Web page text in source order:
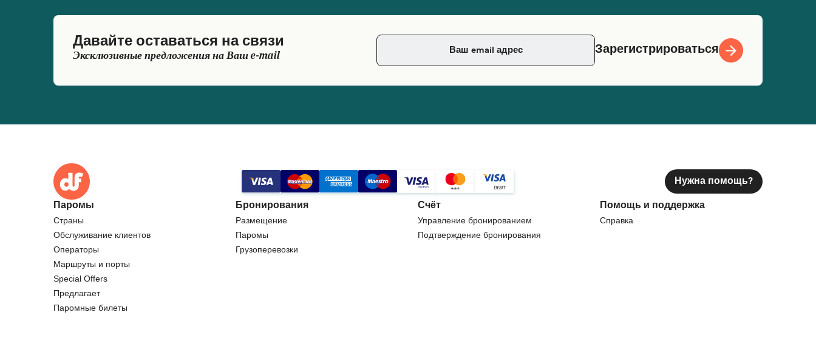
Давайте оставаться на связи
Эксклюзивные предложения на Ваш e-mail Зарегистрироваться
Нужна помощь?
Паромы
Страны
Обслуживание клиентов
Операторы
Маршруты и порты
Special Offers
Предлагает
Паромные билеты
Бронирования
Размещение
Паромы
Грузоперевозки
Счёт
Управление бронированием
Подтверждение бронирования
Помощь и поддержка
Справка